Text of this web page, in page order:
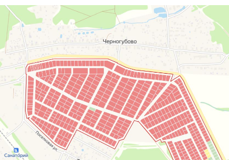
Уточните детали у наших
менеджеров по телефону:
+7 (915) 721-78-62